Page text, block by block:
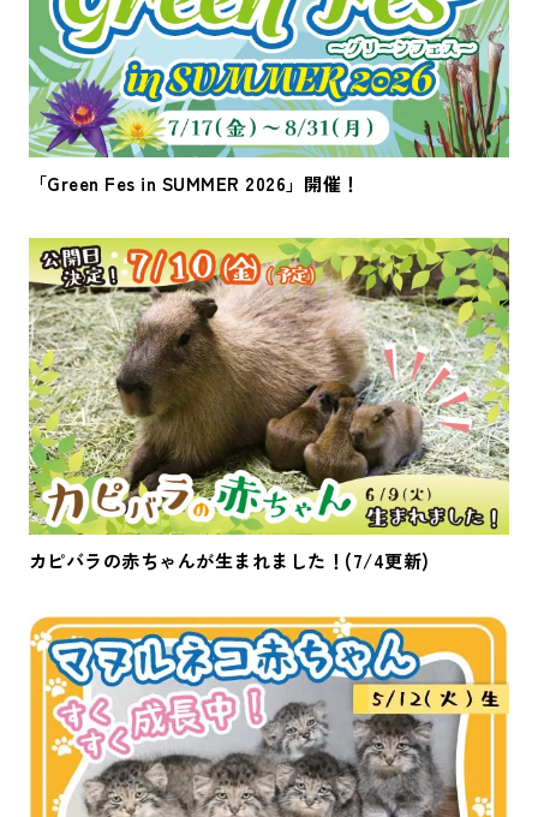
「Green Fes in SUMMER 2026」開催！
カピバラの赤ちゃんが生まれました！(7/4更新)